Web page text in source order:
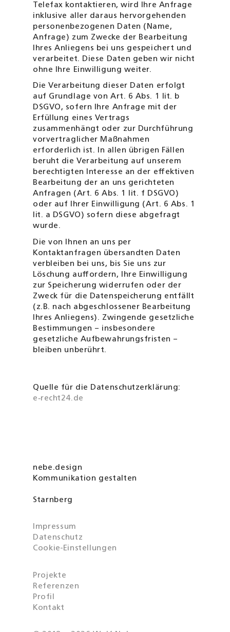
Telefax kontaktieren, wird Ihre Anfrage
inklusive aller daraus hervorgehenden
personenbezogenen Daten (Name,
Anfrage) zum Zwecke der Bearbeitung
Ihres Anliegens bei uns gespeichert und
verarbeitet. Diese Daten geben wir nicht
ohne Ihre Einwilligung weiter.
Die Verarbeitung dieser Daten erfolgt
auf Grundlage von Art. 6 Abs. 1 lit. b
DSGVO, sofern Ihre Anfrage mit der
Erfüllung eines Vertrags
zusammenhängt oder zur Durchführung
vorvertraglicher Maßnahmen
erforderlich ist. In allen übrigen Fällen
beruht die Verarbeitung auf unserem
berechtigten Interesse an der effektiven
Bearbeitung der an uns gerichteten
Anfragen (Art. 6 Abs. 1 lit. f DSGVO)
oder auf Ihrer Einwilligung (Art. 6 Abs. 1
lit. a DSGVO) sofern diese abgefragt
wurde.
Die von Ihnen an uns per
Kontaktanfragen übersandten Daten
verbleiben bei uns, bis Sie uns zur
Löschung auffordern, Ihre Einwilligung
zur Speicherung widerrufen oder der
Zweck für die Datenspeicherung entfällt
(z.B. nach abgeschlossener Bearbeitung
Ihres Anliegens). Zwingende gesetzliche
Bestimmungen – insbesondere
gesetzliche Aufbewahrungsfristen –
bleiben unberührt.
Quelle für die Datenschutzerklärung:
e‑recht24.de
nebe.design
Kommunikation gestalten
Starnberg
Impressum
Datenschutz
Cookie-Einstellungen
Projekte
Referenzen
Profil
Kontakt